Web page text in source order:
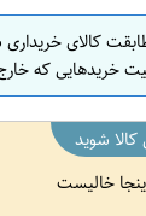
کالای
که
شوید
خالیست